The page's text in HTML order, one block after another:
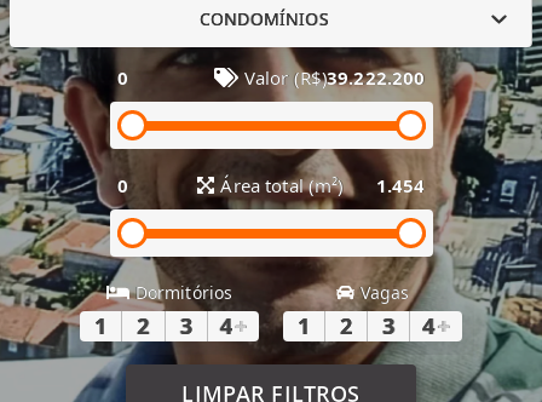
CONDOMÍNIOS
0 Valor (R$)39.222.200
0 Área total (m²) 1.454
Dormitórios
1 2 3 4+
Vagas
1 2 3 4+
LIMPAR FILTROS